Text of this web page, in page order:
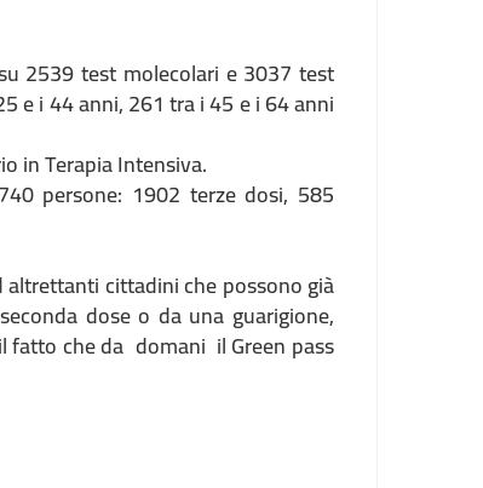
2539 test molecolari e 3037 test
e i 44 anni, 261 tra i 45 e i 64 anni
in Terapia Intensiva.
persone: 1902 terze dosi, 585
cittadini che possono già
dose o da una guarigione,
fatto che da domani il Green pass